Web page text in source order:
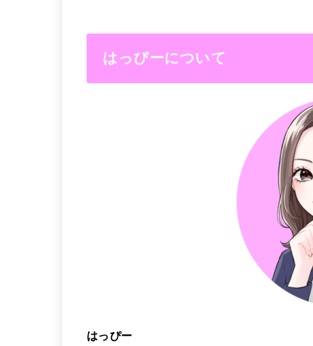
はっぴーについて
はっぴー